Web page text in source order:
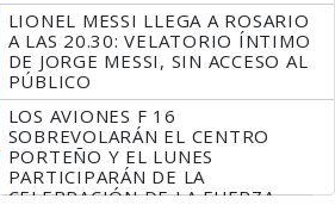
LIONEL MESSI LLEGA A ROSARIO
A LAS 20.30: VELATORIO ÍNTIMO
DE JORGE MESSI, SIN ACCESO AL
PÚBLICO
LOS AVIONES F 16
SOBREVOLARÁN EL CENTRO
PORTEÑO Y EL LUNES
PARTICIPARÁN DE LA
CELEBRACIÓN DE LA FUERZA